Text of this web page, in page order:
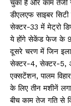
चुका है और काम
डीएलएफ साइबर
सेक्टर-33 में मेट्रो
ये होंगे सेकेंड फेज के
दूसरे चरण में जिन
सेक्टर-4, सेक्टर-5,
एक्सटेंशन, पालम
के लिए तीन मशीनें
बीच काम तेज गति से